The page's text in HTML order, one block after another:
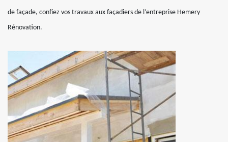
de façade, confiez vos travaux aux façadiers de l’entreprise Hemery
Rénovation.